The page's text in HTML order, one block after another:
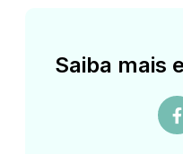
Saiba mais